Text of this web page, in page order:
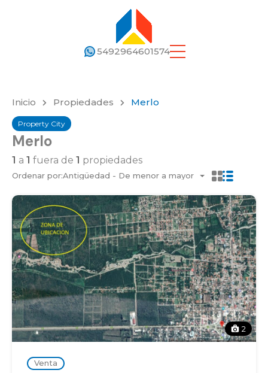
5492964601574
Inicio Propiedades Merlo
Property City
Merlo
1 a 1 fuera de 1 propiedades
Ordenar por:Antigüedad - De menor a mayor
2
Venta